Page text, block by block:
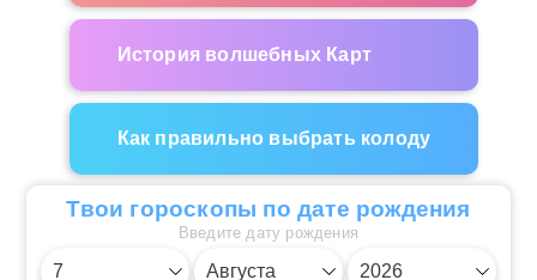
История волшебных Карт
Как правильно выбрать колоду
Твои гороскопы по дате рождения
Введите дату рождения